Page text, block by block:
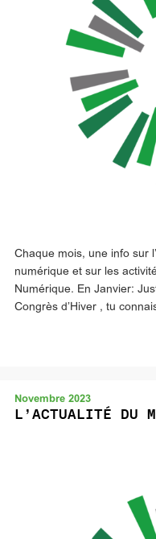
Chaque mois, une info sur
numérique et sur les
Numérique. En Janvier:
Congrès d’Hiver , tu
Novembre 2023
L’ACTUALITÉ DU